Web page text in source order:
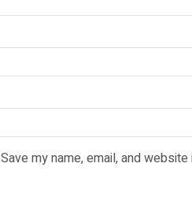
Save my name, email, and